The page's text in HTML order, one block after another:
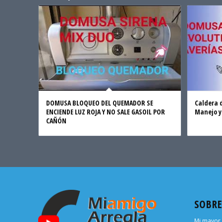
DOMUSA BLOQUEO DEL QUEMADOR SE
ENCIENDE LUZ ROJA Y NO SALE GASOIL POR
CAÑÓN
Caldera
Manejo y